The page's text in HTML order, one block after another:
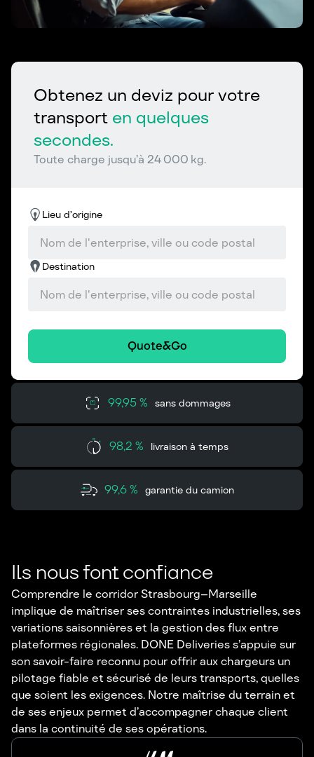
Obtenez un deviz pour votre
transport en quelques
secondes.
Toute charge jusqu’à 24 000 kg.
Lieu d’origine
Destination
Quote&Go
99,95 % sans dommages
98,2 % livraison à temps
99,6 % garantie du camion
Ils nous font confiance
Comprendre le corridor Strasbourg–Marseille
implique de maîtriser ses contraintes industrielles, ses
variations saisonnières et la gestion des flux entre
plateformes régionales. DONE Deliveries s’appuie sur
son savoir-faire reconnu pour offrir aux chargeurs un
pilotage fiable et sécurisé de leurs transports, quelles
que soient les exigences. Notre maîtrise du terrain et
de ses enjeux permet d’accompagner chaque client
dans la continuité de ses opérations.